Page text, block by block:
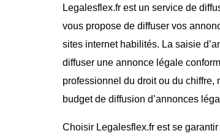
Legalesflex.fr est un service de
vous propose de diffuser vos
sites internet habilités. La saisie
diffuser une annonce légale
professionnel du droit ou du chiffre,
budget de diffusion d’annonces
Choisir Legalesflex.fr est se